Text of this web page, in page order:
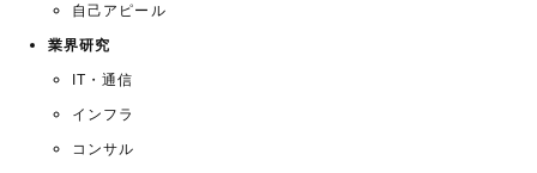
自己アピール
業界研究
IT・通信
インフラ
コンサル